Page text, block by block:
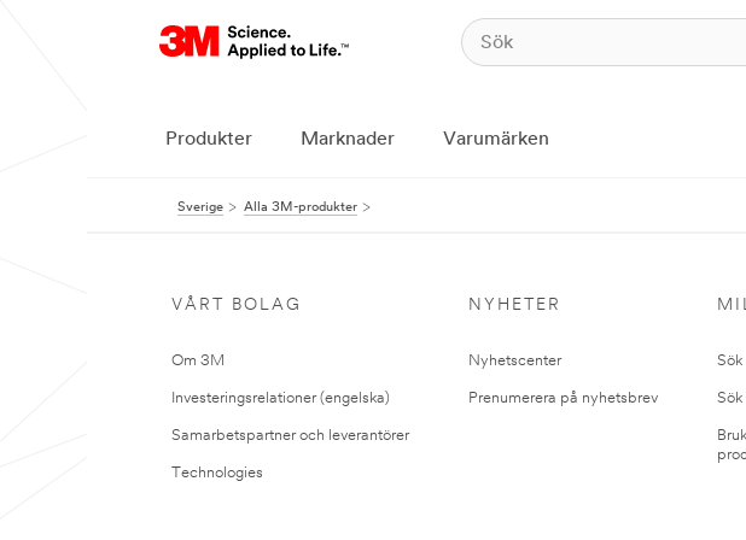
Produkter Marknader Varumärken
Sverige Alla 3M-produkter
VÅRT BOLAG
Om 3M
Investeringsrelationer (engelska)
Samarbetspartner och leverantörer
Technologies
NYHETER
Nyhetscenter
Prenumerera på nyhetsbrev
Sök
Sök